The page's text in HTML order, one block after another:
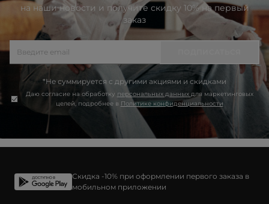
на наши новости и получите скидку 10% на первый
заказ
*Не суммируется с другими акциями и скидками
Даю согласие на обработку персональных данных для маркетинговых
целей, подробнее в Политике конфиденциальности
Скидка -10% при оформлении первого заказа в
мобильном приложении